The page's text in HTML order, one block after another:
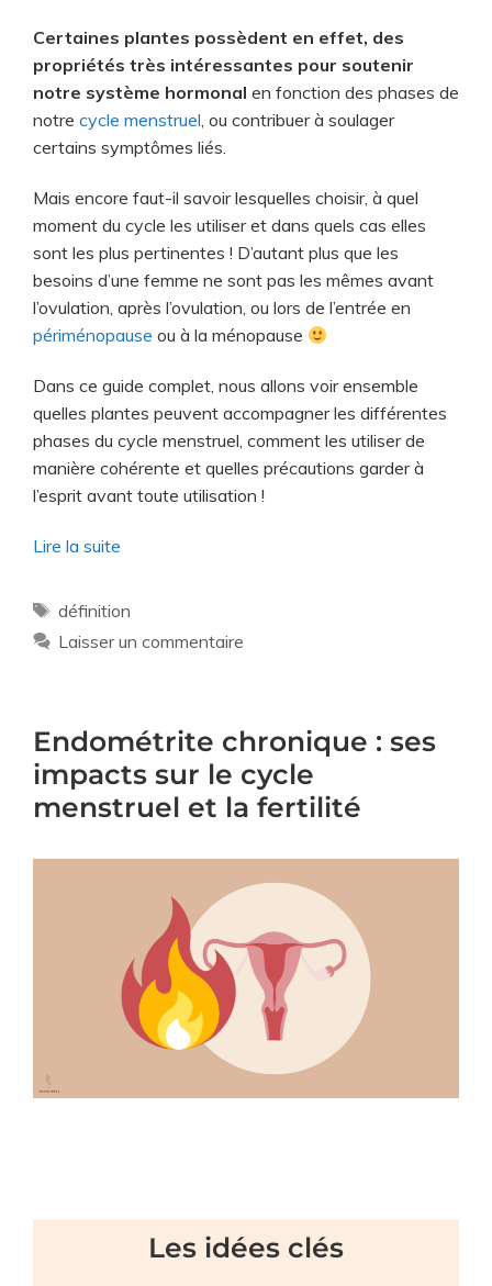
Certaines plantes possèdent en effet, des
propriétés très intéressantes pour soutenir
notre système hormonal en fonction des phases de
notre cycle menstruel, ou contribuer à soulager
certains symptômes liés.
Mais encore faut-il savoir lesquelles choisir, à quel
moment du cycle les utiliser et dans quels cas elles
sont les plus pertinentes ! D’autant plus que les
besoins d’une femme ne sont pas les mêmes avant
l’ovulation, après l’ovulation, ou lors de l’entrée en
périménopause ou à la ménopause
Dans ce guide complet, nous allons voir ensemble
quelles plantes peuvent accompagner les différentes
phases du cycle menstruel, comment les utiliser de
manière cohérente et quelles précautions garder à
l’esprit avant toute utilisation !
Lire la suite
définition
Laisser un commentaire
Endométrite chronique : ses
impacts sur le cycle
menstruel et la fertilité
Les idées clés